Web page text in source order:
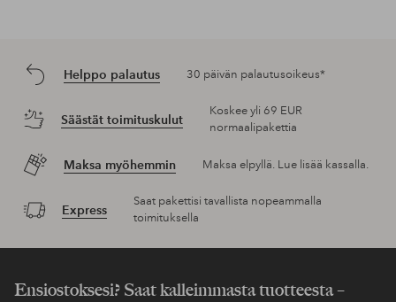
Helppo palautus 30 päivän palautusoikeus*
Säästät toimituskulut
Koskee yli 69 EUR
normaalipakettia
Maksa myöhemmin Maksa elpyllä. Lue lisää kassalla.
Express
Saat pakettisi tavallista nopeammalla
toimituksella
Ensiostoksesi? Saat kalleimmasta tuotteesta –